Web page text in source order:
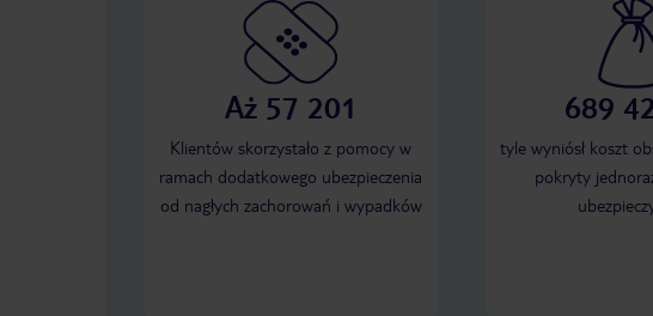
Aż 57 201
Klientów skorzystało z pomocy w
ramach dodatkowego ubezpieczenia
od nagłych zachorowań i wypadków
689
tyle wyniósł koszt
pokryty